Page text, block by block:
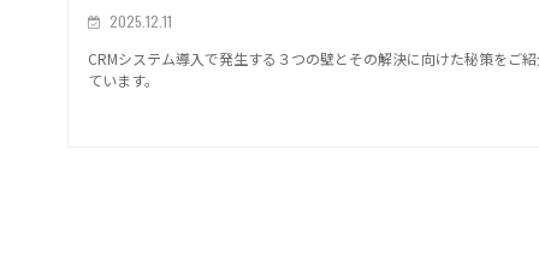
2025.12.11
CRMシステム導入で発生する３つの壁とその解決に向けた秘策をご
ています。